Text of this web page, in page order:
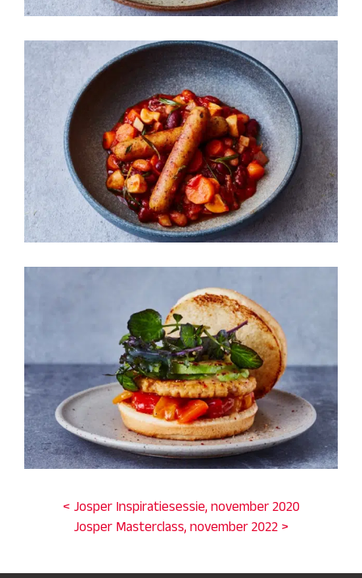
< Josper Inspiratiesessie, november 2020
Josper Masterclass, november 2022 >